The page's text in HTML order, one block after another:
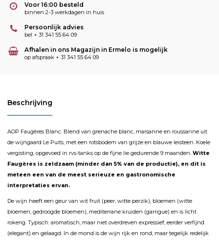
Voor 16:00 besteld
binnen 2-3 werkdagen in huis
Persoonlijk advies
bel + 31 341 55 64 09
Afhalen in ons Magazijn in Ermelo is mogelijk
op afspraak + 31 341 55 64 09
Beschrijving
AOP Faugères Blanc. Blend van grenache blanc, marsanne en roussanne uit
de wijngaard Le Puits, met een rotsbodem van grijze en blauwe leisteen. Koele
vergisting, opgevoed in rvs-tanks op de fijne lie gedurende 9 maanden. Witte
Faugères is zeldzaam (minder dan 5% van de productie), en dit is
meteen een van de meest serieuze en gastronomische
interpretaties ervan.
De wijn heeft een geur van wit fruit (peer, witte perzik), bloemen (witte
bloemen, gedroogde bloemen), mediterrane kruiden (garrigue) en is licht
rokerig. Typisch: aromatisch, maar niet overdreven expressief, eerder verfijnd
(elegant) en gelaagd. In de mond is de wijn rijk en rond, maar tegelijk redelijk